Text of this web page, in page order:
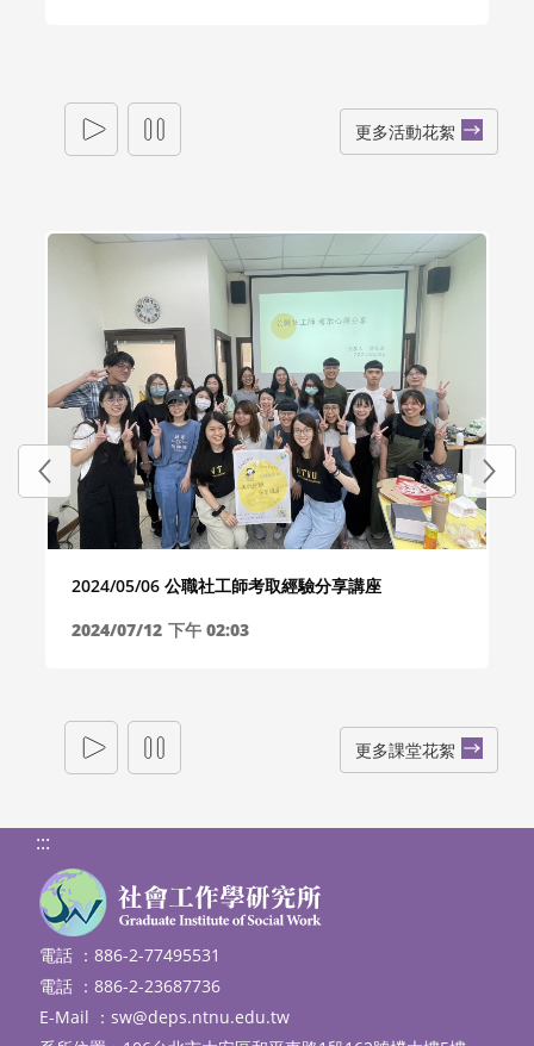
更多活動花絮
2024/05/06 公職社工師考取經驗分享講座
2024/07/12 下午 02:03
更多課堂花絮
:::
電話 ：886-2-77495531
電話 ：886-2-23687736
E-Mail ： sw@deps.ntnu.edu.tw